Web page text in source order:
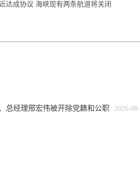
达成协议 海峡现有两条航道将关闭
总经理邢宏伟被开除党籍和公职 2026-08-